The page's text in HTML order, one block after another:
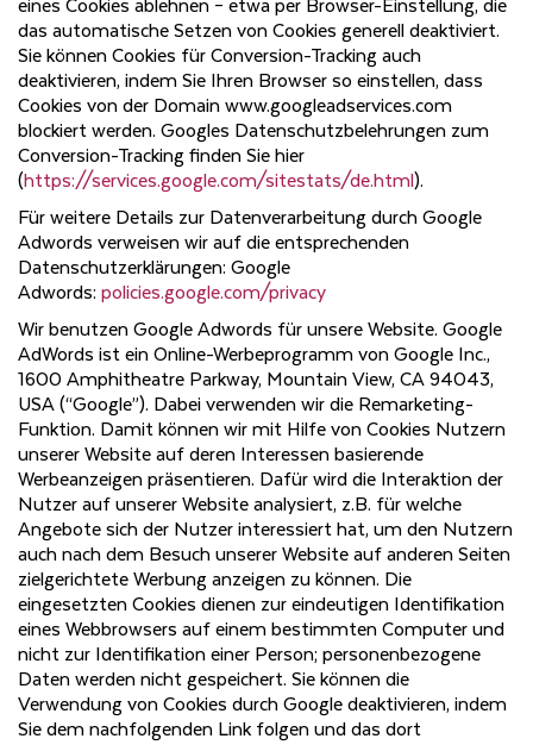
eines Cookies ablehnen – etwa per Browser-Einstellung, die
das automatische Setzen von Cookies generell deaktiviert.
Sie können Cookies für Conversion-Tracking auch
deaktivieren, indem Sie Ihren Browser so einstellen, dass
Cookies von der Domain www.googleadservices.com
blockiert werden. Googles Datenschutzbelehrungen zum
Conversion-Tracking finden Sie hier
(https://services.google.com/sitestats/de.html).
Für weitere Details zur Datenverarbeitung durch Google
Adwords verweisen wir auf die entsprechenden
Datenschutzerklärungen: Google
Adwords: policies.google.com/privacy
Wir benutzen Google Adwords für unsere Website. Google
AdWords ist ein Online-Werbeprogramm von Google Inc.,
1600 Amphitheatre Parkway, Mountain View, CA 94043,
USA (“Google”). Dabei verwenden wir die Remarketing-
Funktion. Damit können wir mit Hilfe von Cookies Nutzern
unserer Website auf deren Interessen basierende
Werbeanzeigen präsentieren. Dafür wird die Interaktion der
Nutzer auf unserer Website analysiert, z.B. für welche
Angebote sich der Nutzer interessiert hat, um den Nutzern
auch nach dem Besuch unserer Website auf anderen Seiten
zielgerichtete Werbung anzeigen zu können. Die
eingesetzten Cookies dienen zur eindeutigen Identifikation
eines Webbrowsers auf einem bestimmten Computer und
nicht zur Identifikation einer Person; personenbezogene
Daten werden nicht gespeichert. Sie können die
Verwendung von Cookies durch Google deaktivieren, indem
Sie dem nachfolgenden Link folgen und das dort